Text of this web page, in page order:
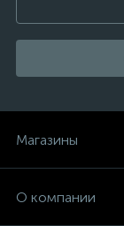
Магазины
О компании